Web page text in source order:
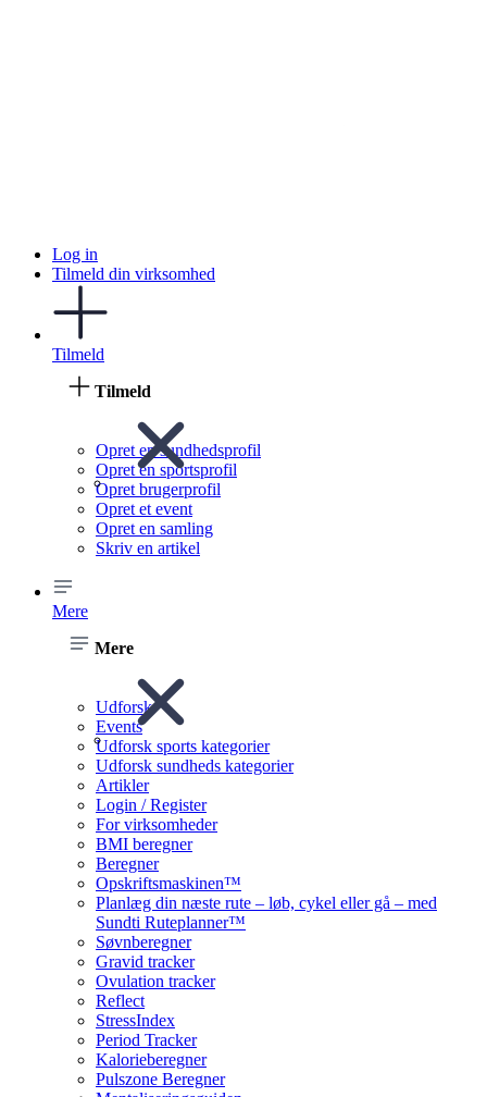
Log in
Tilmeld din virksomhed
Tilmeld
Tilmeld
Opret en sundhedsprofil
Opret en sportsprofil
Opret brugerprofil
Opret et event
Opret en samling
Skriv en artikel
Mere
Mere
Udforsk
Events
Udforsk sports kategorier
Udforsk sundheds kategorier
Artikler
Login / Register
For virksomheder
BMI beregner
Beregner
Opskriftsmaskinen™
Planlæg din næste rute – løb, cykel eller gå – med
Sundti Ruteplanner™
Søvnberegner
Gravid tracker
Ovulation tracker
Reflect
StressIndex
Period Tracker
Kalorieberegner
Pulszone Beregner